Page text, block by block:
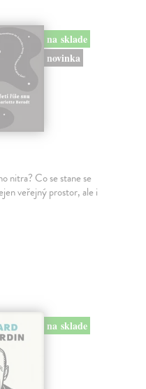
na sklade
novinka
nitra? Co se stane se
veřejný prostor, ale i
na sklade